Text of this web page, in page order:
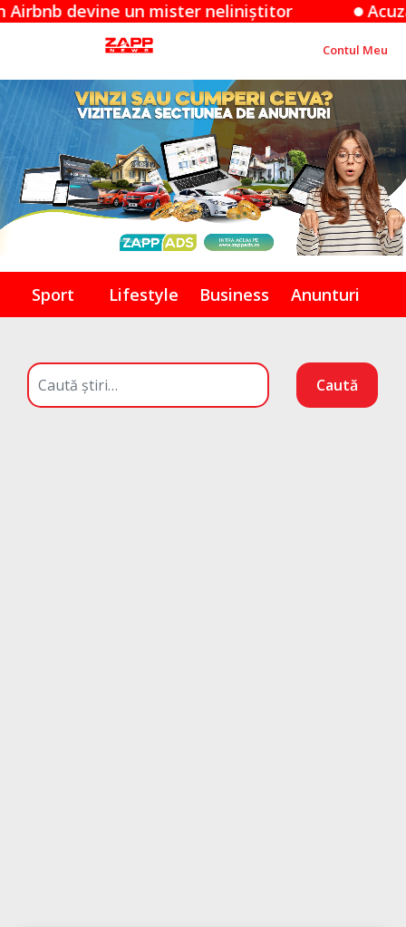
un mister neliniștitor Acuzațiile
Contul Meu
Sport Lifestyle Business Anunturi
Caută